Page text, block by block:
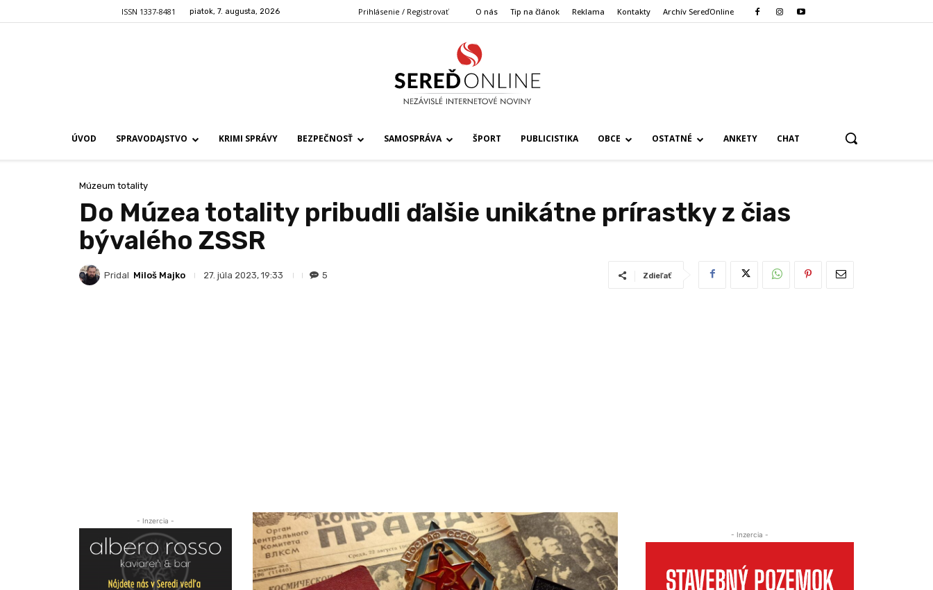
ISSN 1337-8481 piatok, 7. augusta, 2026 Prihlásenie / Registrovať O nás Tip na článok Reklama Kontakty Archív SereďOnline
ÚVOD SPRAVODAJSTVO KRIMI SPRÁVY BEZPEČNOSŤ SAMOSPRÁVA ŠPORT PUBLICISTIKA OBCE OSTATNÉ ANKETY CHAT
Múzeum totality
Do Múzea totality pribudli ďalšie unikátne prírastky z čias
bývalého ZSSR
Pridal Miloš Majko 27. júla 2023, 19:33 5 Zdieľať
- Inzercia -
- Inzercia -